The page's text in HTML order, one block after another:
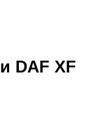
DAF XF